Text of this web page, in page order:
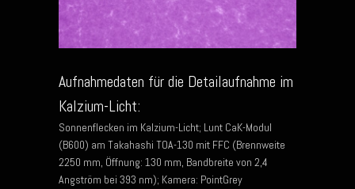
Aufnahmedaten für die Detailaufnahme im
Kalzium-Licht:
Sonnenflecken im Kalzium-Licht; Lunt CaK-Modul
(B600) am Takahashi TOA-130 mit FFC (Brennweite
2250 mm, Öffnung: 130 mm, Bandbreite von 2,4
Angström bei 393 nm); Kamera: PointGrey